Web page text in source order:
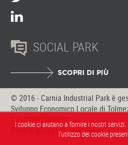
SOCIAL PARK
SCOPRI DI PIÙ
© 2016 - Carnia Industrial Park è
Sviluppo Economico Locale di
C.F. 93003340309
Privacy policy-Cookie Policy
I cookie ci aiutano a fornire i nostri
l'utilizzo dei cookie